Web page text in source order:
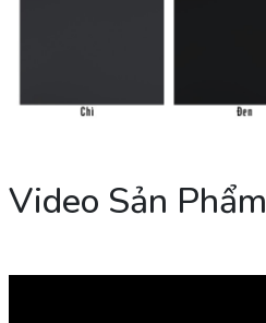
Video Sản Phẩm